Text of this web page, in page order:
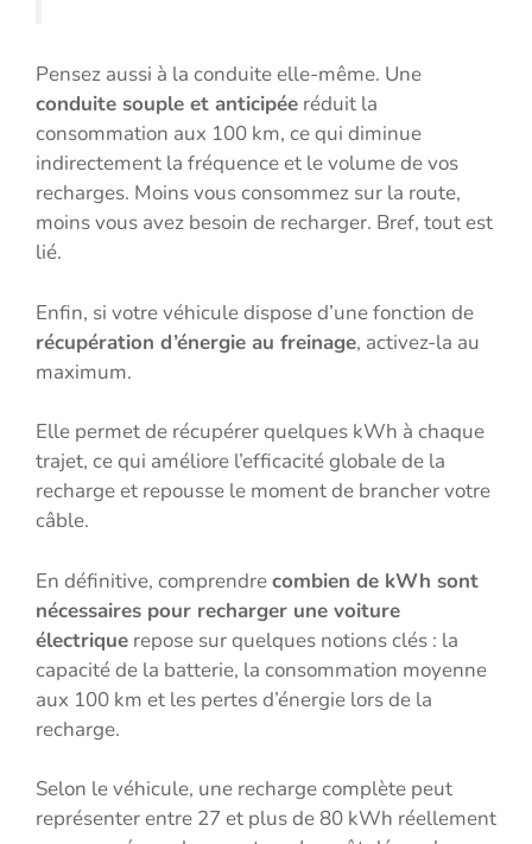
Pensez aussi à la conduite elle-même. Une
conduite souple et anticipée réduit la
consommation aux 100 km, ce qui diminue
indirectement la fréquence et le volume de vos
recharges. Moins vous consommez sur la route,
moins vous avez besoin de recharger. Bref, tout est
lié.
Enfin, si votre véhicule dispose d’une fonction de
récupération d’énergie au freinage, activez-la au
maximum.
Elle permet de récupérer quelques kWh à chaque
trajet, ce qui améliore l’efficacité globale de la
recharge et repousse le moment de brancher votre
câble.
En définitive, comprendrecombien de kWh sont
nécessaires pour recharger une voiture
électrique repose sur quelques notions clés : la
capacité de la batterie, la consommation moyenne
aux 100 km et les pertes d’énergie lors de la
recharge.
Selon le véhicule, une recharge complète peut
représenter entre 27 et plus de 80 kWh réellement